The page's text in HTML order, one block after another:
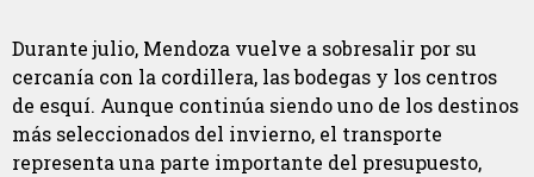
Durante julio, Mendoza vuelve a sobresalir por su
cercanía con la cordillera, las bodegas y los centros
de esquí. Aunque continúa siendo uno de los destinos
más seleccionados del invierno, el transporte
representa una parte importante del presupuesto,